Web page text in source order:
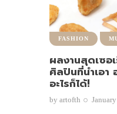
FASHION
ผลงานสุดเซอ
ศิลปินที่นำเอา
อะไรก็ได้!
by artofth